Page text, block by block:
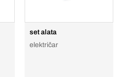
set alata
električar